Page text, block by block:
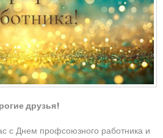
друзья!
с Днем профсоюзного работника и